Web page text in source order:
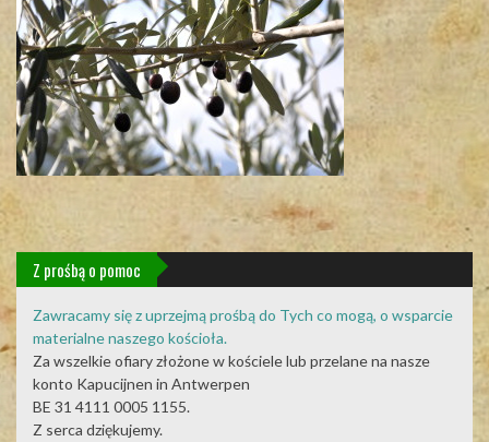
Z prośbą o pomoc
Zawracamy się z uprzejmą prośbą do Tych co mogą, o wsparcie
materialne naszego kościoła.
Za wszelkie ofiary złożone w kościele lub przelane na nasze
konto Kapucijnen in Antwerpen
BE 31 4111 0005 1155.
Z serca dziękujemy.